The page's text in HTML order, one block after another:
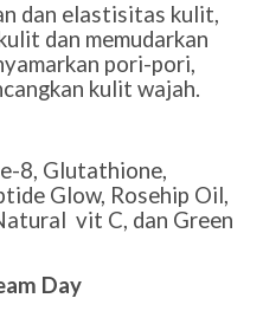
dan elastisitas kulit,
dan memudarkan
pori-pori,
kulit wajah.
8, Glutathione,
Glow, Rosehip Oil,
vit C, dan Green
Day